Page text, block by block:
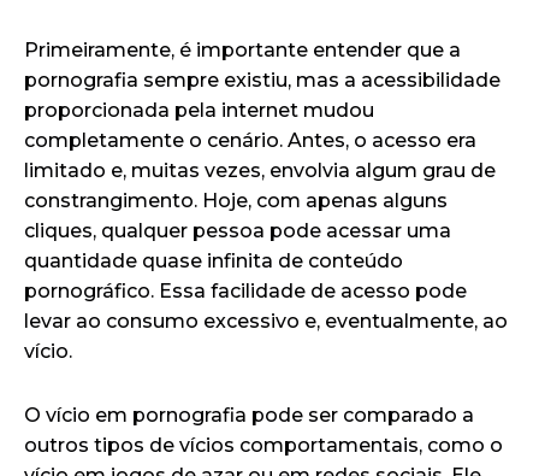
Primeiramente, é importante entender que a
pornografia sempre existiu, mas a acessibilidade
proporcionada pela internet mudou
completamente o cenário. Antes, o acesso era
limitado e, muitas vezes, envolvia algum grau de
constrangimento. Hoje, com apenas alguns
cliques, qualquer pessoa pode acessar uma
quantidade quase infinita de conteúdo
pornográfico. Essa facilidade de acesso pode
levar ao consumo excessivo e, eventualmente, ao
vício.
O vício em pornografia pode ser comparado a
outros tipos de vícios comportamentais, como o